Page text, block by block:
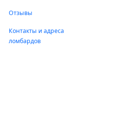
Отзывы
Контакты и адреса
ломбардов